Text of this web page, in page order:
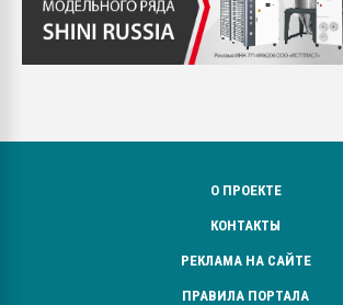
О ПРОЕКТЕ
КОНТАКТЫ
РЕКЛАМА НА САЙТЕ
ПРАВИЛА ПОРТАЛА